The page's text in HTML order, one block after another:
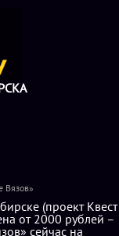
Вязов»
(проект Квест
от 2000 рублей –
сейчас на